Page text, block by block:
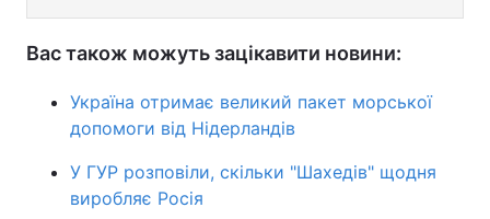
Вас також можуть зацікавити новини:
Україна отримає великий пакет морської
допомоги від Нідерландів
У ГУР розповіли, скільки "Шахедів" щодня
виробляє Росія